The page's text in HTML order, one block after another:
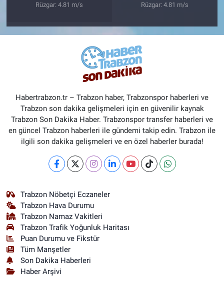
Rüzgar: 4.81 m/s
Rüzgar: 4.81 m/s
Habertrabzon.tr – Trabzon haber, Trabzonspor haberleri ve
Trabzon son dakika gelişmeleri için en güvenilir kaynak
Trabzon Son Dakika Haber. Trabzonspor transfer haberleri ve
en güncel Trabzon haberleri ile gündemi takip edin. Trabzon ile
ilgili son dakika gelişmeleri ve en özel haberler burada!
Trabzon Nöbetçi Eczaneler
Trabzon Hava Durumu
Trabzon Namaz Vakitleri
Trabzon Trafik Yoğunluk Haritası
Puan Durumu ve Fikstür
Tüm Manşetler
Son Dakika Haberleri
Haber Arşivi